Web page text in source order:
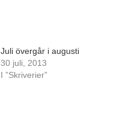
Juli övergår i augusti
30 juli, 2013
I ”Skriverier”